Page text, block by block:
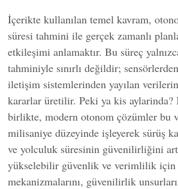
İçerikte kullanılan temel kavram,
süresi tahmini ile gerçek zamanlı
etkileşimi anlamaktır. Bu süreç
tahminiyle sınırlı değildir;
iletişim sistemlerinden yayılan
kararlar üretilir. Peki ya kis aylarinda?
birlikte, modern otonom çözümler bu
milisaniye düzeyinde işleyerek sürüş
ve yolculuk süresinin güvenilirliğini
yükselebilir güvenlik ve verimlilik için
mekanizmalarını, güvenilirlik